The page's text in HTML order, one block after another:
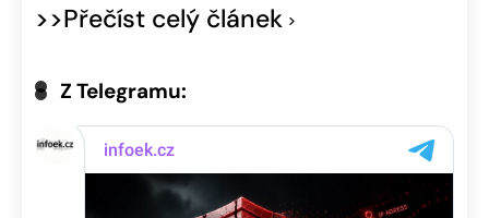
>>Přečíst celý článek
Z Telegramu: